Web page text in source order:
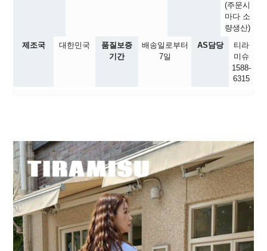
(주문시
마다 소
량생산)
제조국
대한민국
품질보증
기간
배송일로부터
7일
AS담당
티라
미슈
1588-
6315